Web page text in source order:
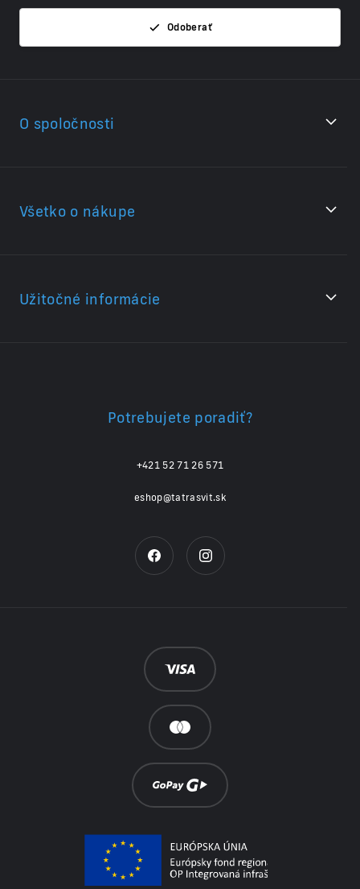
Odoberať
O spoločnosti
Všetko o nákupe
Užitočné informácie
Potrebujete poradiť?
+421 52 71 26 571
eshop@tatrasvit.sk